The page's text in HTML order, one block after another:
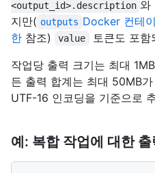
<output_id>.description 와
지만( outputs Docker 컨테
한 참조) value
토큰도 포함
작업당 출력 크기는 최대
든 출력 합계는 최대 50MB
UTF-16 인코딩을 기준으로
예: 복합 작업에 대한 출